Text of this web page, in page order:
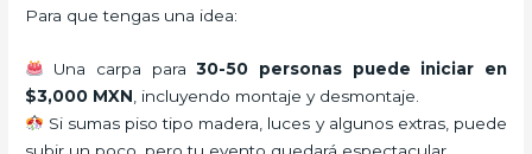
Para que tengas una idea:
Una carpa para30-50 personas puede iniciar en
$3,000 MXN , incluyendo montaje y desmontaje.
Si sumas piso tipo madera, luces y algunos extras, puede